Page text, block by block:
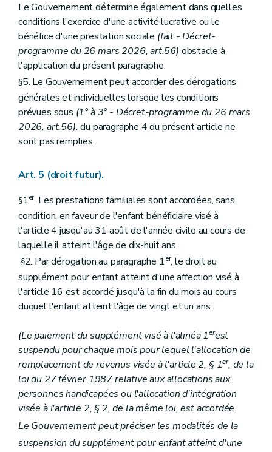
Le Gouvernement détermine également dans quelles
conditions l'exercice d'une activité lucrative ou le
bénéfice d'une prestation sociale (fait - Décret-
programme du 26 mars 2026, art.56) obstacle à
l'application du présent paragraphe.
§5. Le Gouvernement peut accorder des dérogations
générales et individuelles lorsque les conditions
prévues sous (1° à 3° - Décret-programme du 26 mars
2026, art.56).du paragraphe 4 du présent article ne
sont pas remplies.
Art. 5 (droit futur).
§1er. Les prestations familiales sont accordées, sans
condition, en faveur de l'enfant bénéficiaire visé à
l'article 4 jusqu'au 31 août de l'année civile au cours de
laquelle il atteint l'âge de dix-huit ans.
§2. Par dérogation au paragraphe 1er, le droit au
supplément pour enfant atteint d'une affection visé à
l'article 16 est accordé jusqu'à la fin du mois au cours
duquel l'enfant atteint l'âge de vingt et un ans.
(Le paiement du supplément visé à l'alinéa 1erest
suspendu pour chaque mois pour lequel l'allocation de
remplacement de revenus visée à l'article 2, § 1er, de la
loi du 27 février 1987 relative aux allocations aux
personnes handicapées ou l'allocation d'intégration
visée à l'article 2, § 2, de la même loi, est accordée.
Le Gouvernement peut préciser les modalités de la
suspension du supplément pour enfant atteint d'une